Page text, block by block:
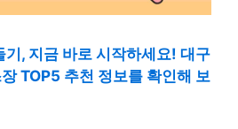
기, 지금 바로 시작하세요! 대구
TOP5 추천 정보를 확인해 보